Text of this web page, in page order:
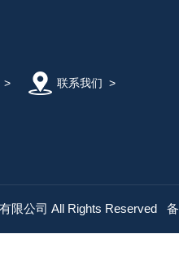
联系我们 >
限公司 All Rights Reserved